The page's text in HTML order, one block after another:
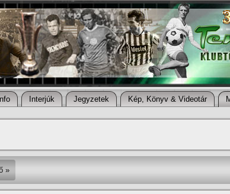
Info Interjúk Jegyzetek Kép, Könyv & Videotár
»